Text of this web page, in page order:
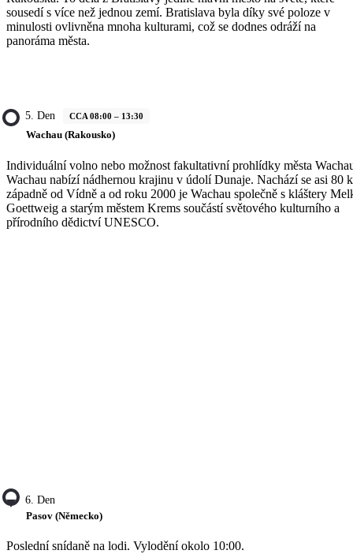
sousedí s více než jednou zemí. Bratislava byla díky své poloze v
minulosti ovlivněna mnoha kulturami, což se dodnes odráží na
panoráma města.
5. Den CCA 08:00 – 13:30
Wachau (Rakousko)
Individuální volno nebo možnost fakultativní prohlídky města
Wachau nabízí nádhernou krajinu v údolí Dunaje. Nachází se asi 80
západně od Vídně a od roku 2000 je Wachau společně s kláštery
Goettweig a starým městem Krems součástí světového kulturního a
přírodního dědictví UNESCO.
6. Den
Pasov (Německo)
Poslední snídaně na lodi. Vylodění okolo 10:00.